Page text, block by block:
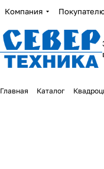
Компания
Главная Каталог